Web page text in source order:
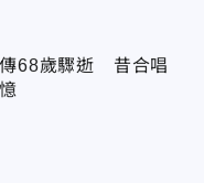
傳68歲驟逝 昔合唱